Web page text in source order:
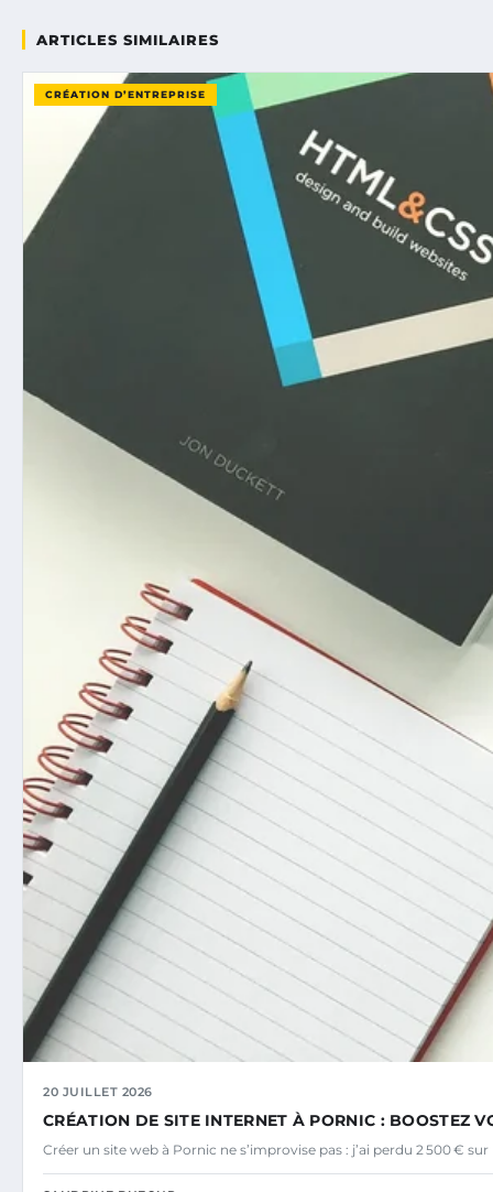
ARTICLES SIMILAIRES
CRÉATION D’ENTREPRISE
20 JUILLET 2026
CRÉATION DE SITE INTERNET À PORNIC : BOOSTEZ
Créer un site web à Pornic ne s’improvise pas : j’ai perdu 2 500 €